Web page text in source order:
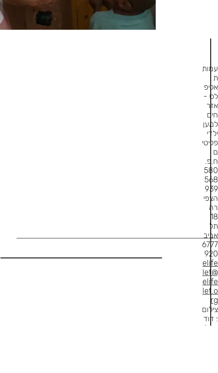
עמות
ת
אליפ
לט -
אזר
חים
למען
ילדי
פליטי
ם
ח.פ.
580
568
939
הצפי
רה
18
תל
אביב
6777
920
elife
let@
elife
let.o
rg
צילום
: דוד
קפלן